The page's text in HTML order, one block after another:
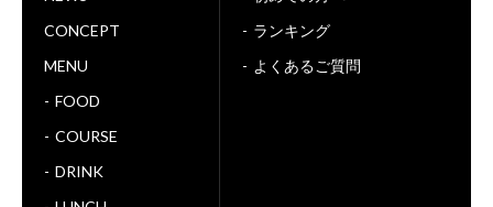
CONCEPT
MENU
FOOD
COURSE
DRINK
ランキング
よくあるご質問